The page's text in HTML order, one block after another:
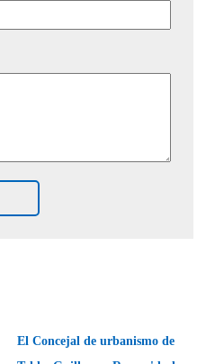
El Concejal de urbanismo de